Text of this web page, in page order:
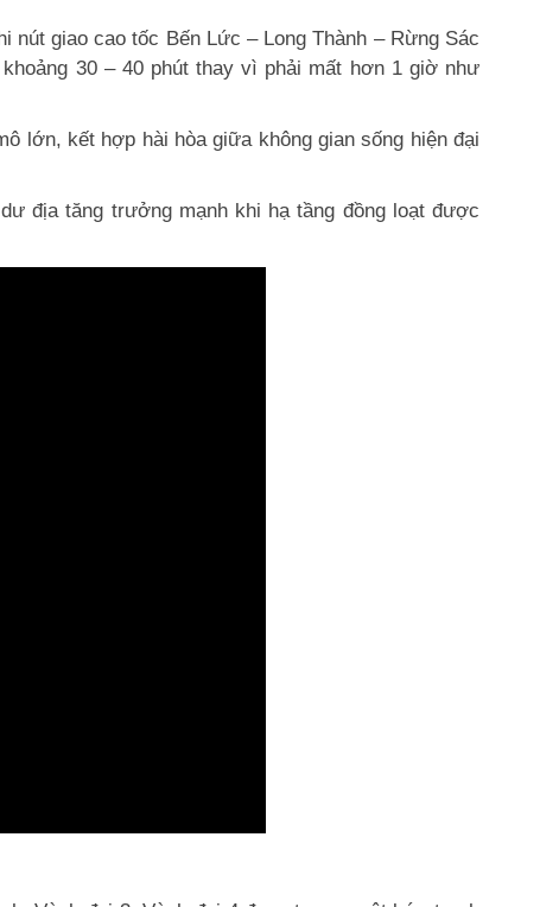
giao cao tốc Bến Lức – Long Thành – Rừng Sác
30 – 40 phút thay vì phải mất hơn 1 giờ như
lớn, kết hợp hài hòa giữa không gian sống hiện đại
địa tăng trưởng mạnh khi hạ tầng đồng loạt được